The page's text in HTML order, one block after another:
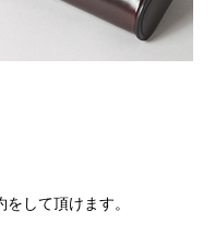
して頂けます。